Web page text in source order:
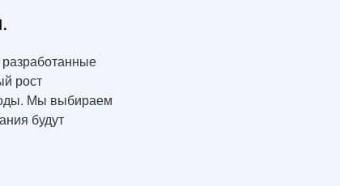
рост
Мы выбираем
будут